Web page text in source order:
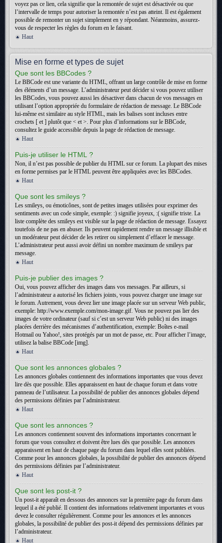
voyez pas ce lien, cela signifie que la remontée de sujet est désactivée ou que
l’intervalle de temps pour autoriser la remontée n’est pas atteint. Il est également
possible de remonter un sujet simplement en y répondant. Néanmoins, assurez-
vous de respecter les règles du forum en le faisant.
Haut
Mise en forme et types de sujet
Que sont les BBCodes ?
Le BBCode est une variante du HTML, offrant un large contrôle de mise en forme
des éléments d’un message. L’administrateur peut décider si vous pouvez utiliser
les BBCodes, vous pouvez aussi les désactiver dans chacun de vos messages en
utilisant l’option appropriée du formulaire de rédaction de message. Le BBCode
lui-même est similaire au style HTML, mais les balises sont incluses entre
crochets [ et ] plutôt que < et >. Pour plus d’informations sur le BBCode,
consultez le guide accessible depuis la page de rédaction de message.
Haut
Puis-je utiliser le HTML ?
Non, il n’est pas possible de publier du HTML sur ce forum. La plupart des mises
en forme permises par le HTML peuvent être appliquées avec les BBCodes.
Haut
Que sont les smileys ?
Les smileys, ou émoticônes, sont de petites images utilisées pour exprimer des
sentiments avec un code simple, exemple: :) signifie joyeux, :( signifie triste. La
liste complète des smileys est visible sur la page de rédaction de message. Essayez
toutefois de ne pas en abuser. Ils peuvent rapidement rendre un message illisible et
un modérateur peut décider de les retirer ou simplement d’effacer le message.
L’administrateur peut aussi avoir défini un nombre maximum de smileys par
message.
Haut
Puis-je publier des images ?
Oui, vous pouvez afficher des images dans vos messages. Par ailleurs, si
l’administrateur a autorisé les fichiers joints, vous pouvez charger une image sur
le forum. Autrement, vous devez lier une image placée sur un serveur Web public,
exemple: http://www.exemple.com/mon-image.gif. Vous ne pouvez pas lier des
images de votre ordinateur (sauf si c’est un serveur Web public) ni des images
placées derrière des mécanismes d’authentification, exemple: Boîtes e-mail
Hotmail ou Yahoo!, sites protégés par un mot de passe, etc. Pour afficher l’image,
utilisez la balise BBCode [img].
Haut
Que sont les annonces globales ?
Les annonces globales contiennent des informations importantes que vous devez
lire dès que possible. Elles apparaissent en haut de chaque forum et dans votre
panneau de l’utilisateur. La possibilité de publier des annonces globales dépend
des permissions définies par l’administrateur.
Haut
Que sont les annonces ?
Les annonces contiennent souvent des informations importantes concernant le
forum que vous consultez et doivent être lues dès que possible. Les annonces
apparaissent en haut de chaque page du forum dans lequel elles sont publiées.
Comme pour les annonces globales, la possibilité de publier des annonces dépend
des permissions définies par l’administrateur.
Haut
Que sont les post-it ?
Un post-it apparaît en dessous des annonces sur la première page du forum dans
lequel il a été publié. Il contient des informations relativement importantes et vous
devez le consulter régulièrement. Comme pour les annonces et les annonces
globales, la possibilité de publier des post-it dépend des permissions définies par
l’administrateur.
Haut